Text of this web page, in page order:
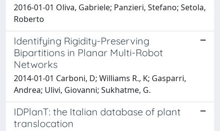
2016-01-01 Oliva, Gabriele; Panzieri, Stefano; Setola,
Roberto
Identifying Rigidity-Preserving
Bipartitions in Planar Multi-Robot
Networks
2014-01-01 Carboni, D; Williams R., K; Gasparri,
Andrea; Ulivi, Giovanni; Sukhatme, G.
IDPlanT: the Italian database of plant
translocation